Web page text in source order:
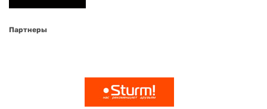
Партнеры